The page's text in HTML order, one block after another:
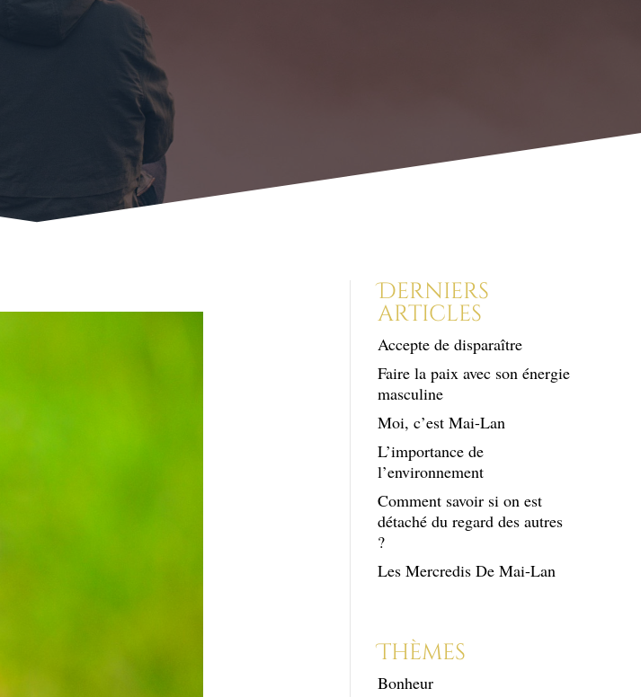
Derniers
articles
Accepte de disparaître
Faire la paix avec son énergie
masculine
Moi, c’est Mai-Lan
L’importance de
l’environnement
Comment savoir si on est
détaché du regard des autres
?
Les Mercredis De Mai-Lan
Thèmes
Bonheur